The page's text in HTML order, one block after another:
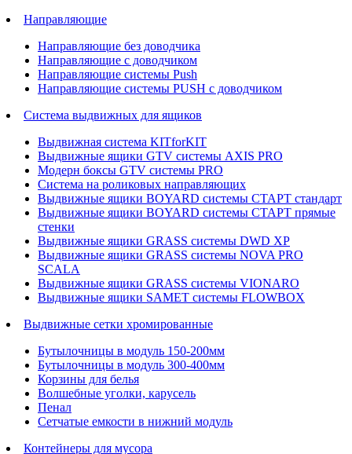
Направляющие
Направляющие без доводчика
Направляющие с доводчиком
Направляющие системы Push
Направляющие системы PUSH с доводчиком
Система выдвижных для ящиков
Выдвижная система KITforKIT
Выдвижные ящики GTV системы AXIS PRO
Модерн боксы GTV системы PRO
Система на роликовых направляющих
Выдвижные ящики BOYARD системы СТАРТ стандарт
Выдвижные ящики BOYARD системы СТАРТ прямые
стенки
Выдвижные ящики GRASS системы DWD XP
Выдвижные ящики GRASS системы NOVA PRO
SCALA
Выдвижные ящики GRASS системы VIONARO
Выдвижные ящики SAMET системы FLOWBOX
Выдвижные сетки хромированные
Бутылочницы в модуль 150-200мм
Бутылочницы в модуль 300-400мм
Корзины для белья
Волшебные уголки, карусель
Пенал
Cетчатые емкости в нижний модуль
Контейнеры для мусора